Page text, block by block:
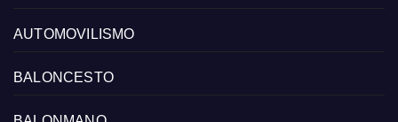
AUTOMOVILISMO
BALONCESTO